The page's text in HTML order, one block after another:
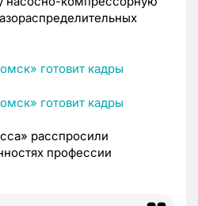
расспросили
профессии